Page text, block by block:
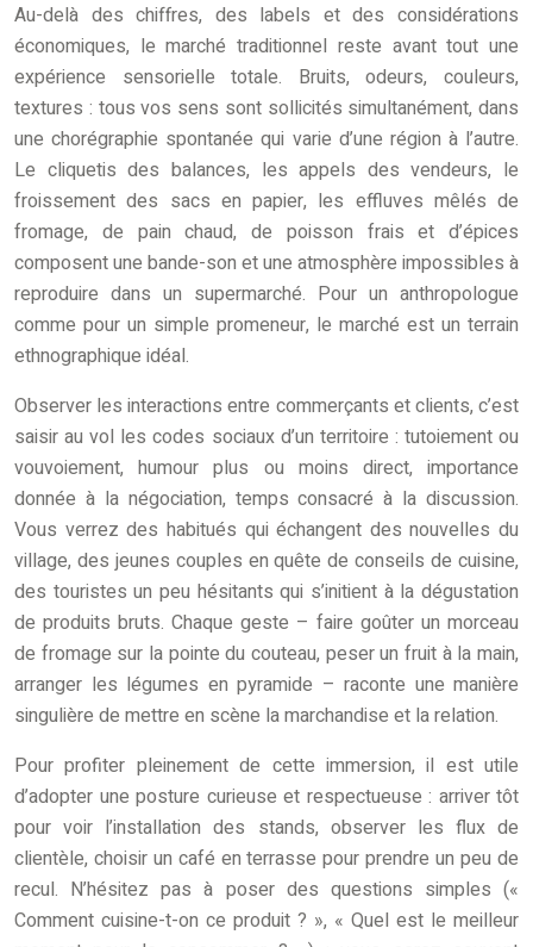
Au-delà des chiffres, des labels et des considérations
économiques, le marché traditionnel reste avant tout une
expérience sensorielle totale. Bruits, odeurs, couleurs,
textures : tous vos sens sont sollicités simultanément, dans
une chorégraphie spontanée qui varie d’une région à l’autre.
Le cliquetis des balances, les appels des vendeurs, le
froissement des sacs en papier, les effluves mêlés de
fromage, de pain chaud, de poisson frais et d’épices
composent une bande-son et une atmosphère impossibles à
reproduire dans un supermarché. Pour un anthropologue
comme pour un simple promeneur, le marché est un terrain
ethnographique idéal.
Observer les interactions entre commerçants et clients, c’est
saisir au vol les codes sociaux d’un territoire : tutoiement ou
vouvoiement, humour plus ou moins direct, importance
donnée à la négociation, temps consacré à la discussion.
Vous verrez des habitués qui échangent des nouvelles du
village, des jeunes couples en quête de conseils de cuisine,
des touristes un peu hésitants qui s’initient à la dégustation
de produits bruts. Chaque geste – faire goûter un morceau
de fromage sur la pointe du couteau, peser un fruit à la main,
arranger les légumes en pyramide – raconte une manière
singulière de mettre en scène la marchandise et la relation.
Pour profiter pleinement de cette immersion, il est utile
d’adopter une posture curieuse et respectueuse : arriver tôt
pour voir l’installation des stands, observer les flux de
clientèle, choisir un café en terrasse pour prendre un peu de
recul. N’hésitez pas à poser des questions simples («
Comment cuisine-t-on ce produit ? », « Quel est le meilleur